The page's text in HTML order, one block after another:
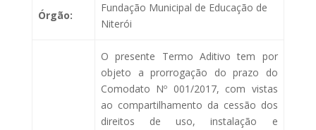
Órgão:
Fundação Municipal de Educação de
Niterói
O presente Termo Aditivo tem por
objeto a prorrogação do prazo do
Comodato Nº 001/2017, com vistas
ao compartilhamento da cessão dos
direitos de uso, instalação e